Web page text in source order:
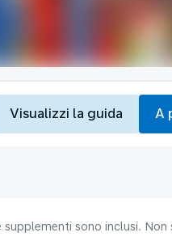
Visualizzi la guida A
sono inclusi. Non